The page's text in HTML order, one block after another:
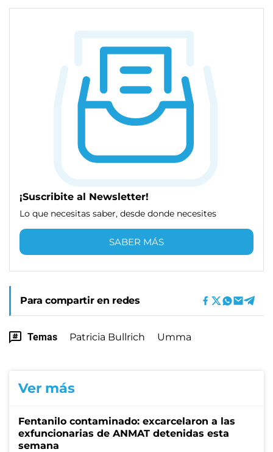
¡Suscribite al Newsletter!
Lo que necesitas saber, desde donde necesites
SABER MÁS
Para compartir en redes
Temas Patricia Bullrich Umma
Ver más
Fentanilo contaminado: excarcelaron a las
exfuncionarias de ANMAT detenidas esta
semana